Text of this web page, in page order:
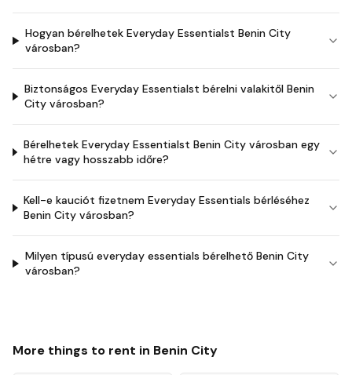
Hogyan bérelhetek Everyday Essentialst Benin City
városban?
Biztonságos Everyday Essentialst bérelni valakitől Benin
City városban?
Bérelhetek Everyday Essentialst Benin City városban egy
hétre vagy hosszabb időre?
Kell-e kauciót fizetnem Everyday Essentials bérléséhez
Benin City városban?
Milyen típusú everyday essentials bérelhető Benin City
városban?
More things to rent in Benin City